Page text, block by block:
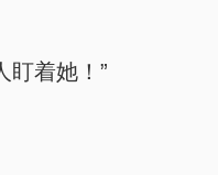
盯着她！”